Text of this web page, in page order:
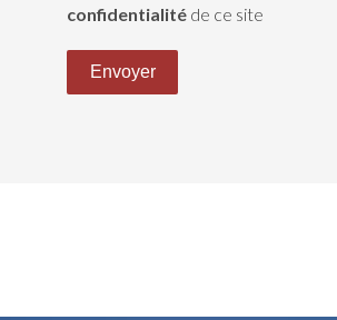
confidentialité de ce site
Envoyer